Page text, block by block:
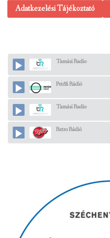
Adatkezelési Tájékoztató
Tamási Radio
Petőfi Rádió
Tamási Radio
Retro Rádió